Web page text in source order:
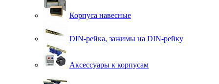
Корпуса навесные
DIN-рейка, зажимы на DIN-рейку
Аксессуары к корпусам